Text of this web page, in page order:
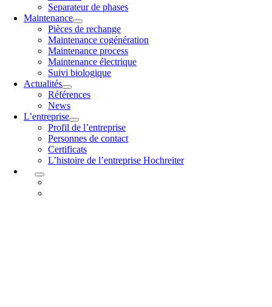
Separateur de phases
Maintenance
Pièces de rechange
Maintenance cogénération
Maintenance process
Maintenance électrique
Suivi biologique
Actualités
Références
News
L’entreprise
Profil de l’entreprise
Personnes de contact
Certificats
L’histoire de l’entreprise Hochreiter